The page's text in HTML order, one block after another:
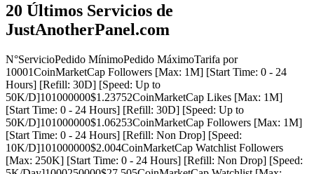
20 Últimos Servicios de
JustAnotherPanel.com
N°ServicioPedido MínimoPedido MáximoTarifa por
10001CoinMarketCap Followers [Max: 1M] [Start Time: 0 - 24
Hours] [Refill: 30D] [Speed: Up to
50K/D]101000000$1.23752CoinMarketCap Likes [Max: 1M]
[Start Time: 0 - 24 Hours] [Refill: 30D] [Speed: Up to
50K/D]101000000$1.06253CoinMarketCap Followers [Max: 1M]
[Start Time: 0 - 24 Hours] [Refill: Non Drop] [Speed:
10K/D]101000000$2.004CoinMarketCap Watchlist Followers
[Max: 250K] [Start Time: 0 - 24 Hours] [Refill: Non Drop] [Speed: